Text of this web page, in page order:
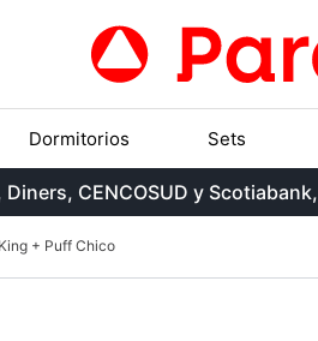
Dormitorios Sets
CENCOSUD y Scotiabank,
+ Puff Chico